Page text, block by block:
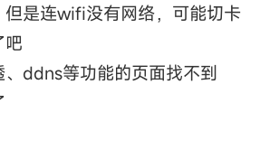
但是连wifi没有网络，可能切卡
吧
ddns等功能的页面找不到